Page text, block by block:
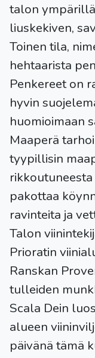
talon
liuskekiven,
Toinen tila,
hehtaarista
Penkereet on
hyvin
huomioimaan
Maaperä
tyypillisin
pakottaa
ravinteita ja
Talon
Prioratin
Ranskan
tulleiden
Scala Dein
alueen
päivänä tämä